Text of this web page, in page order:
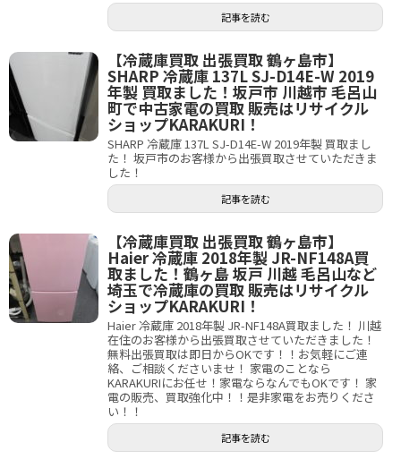
記事を読む
【冷蔵庫買取 出張買取 鶴ヶ島市】
SHARP 冷蔵庫 137L SJ-D14E-W 2019
年製 買取ました！坂戸市 川越市 毛呂山
町で中古家電の買取 販売はリサイクル
ショップKARAKURI！
SHARP 冷蔵庫 137L SJ-D14E-W 2019年製 買取まし
た！ 坂戸市のお客様から出張買取させていただきま
した！
記事を読む
【冷蔵庫買取 出張買取 鶴ヶ島市】
Haier 冷蔵庫 2018年製 JR-NF148A買
取ました！鶴ヶ島 坂戸 川越 毛呂山など
埼玉で冷蔵庫の買取 販売はリサイクル
ショップKARAKURI！
Haier 冷蔵庫 2018年製 JR-NF148A買取ました！ 川越
在住のお客様から出張買取させていただきました！
無料出張買取は即日からOKです！！お気軽にご連
絡、ご相談くださいませ！ 家電のことなら
KARAKURIにお任せ！家電ならなんでもOKです！ 家
電の販売、買取強化中！！是非家電をお売りくださ
い！！
記事を読む